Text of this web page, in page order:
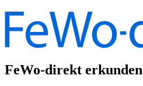
FeWo-direkt erkunden